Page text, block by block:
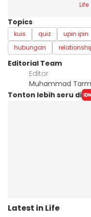
Life
Topics
kuis quiz upin ipin
hubungan
Editorial Team
Editor
Muhammad
Tonton lebih seru di
Latest in Life